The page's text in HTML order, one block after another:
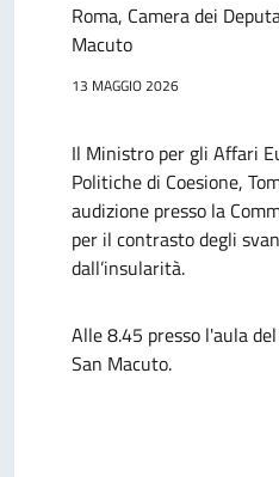
Roma, Camera dei
Macuto
13 MAGGIO 2026
Il Ministro per gli Affari
Politiche di Coesione,
audizione presso la
per il contrasto degli
dall’insularità.
Alle 8.45 presso l'aula
San Macuto.